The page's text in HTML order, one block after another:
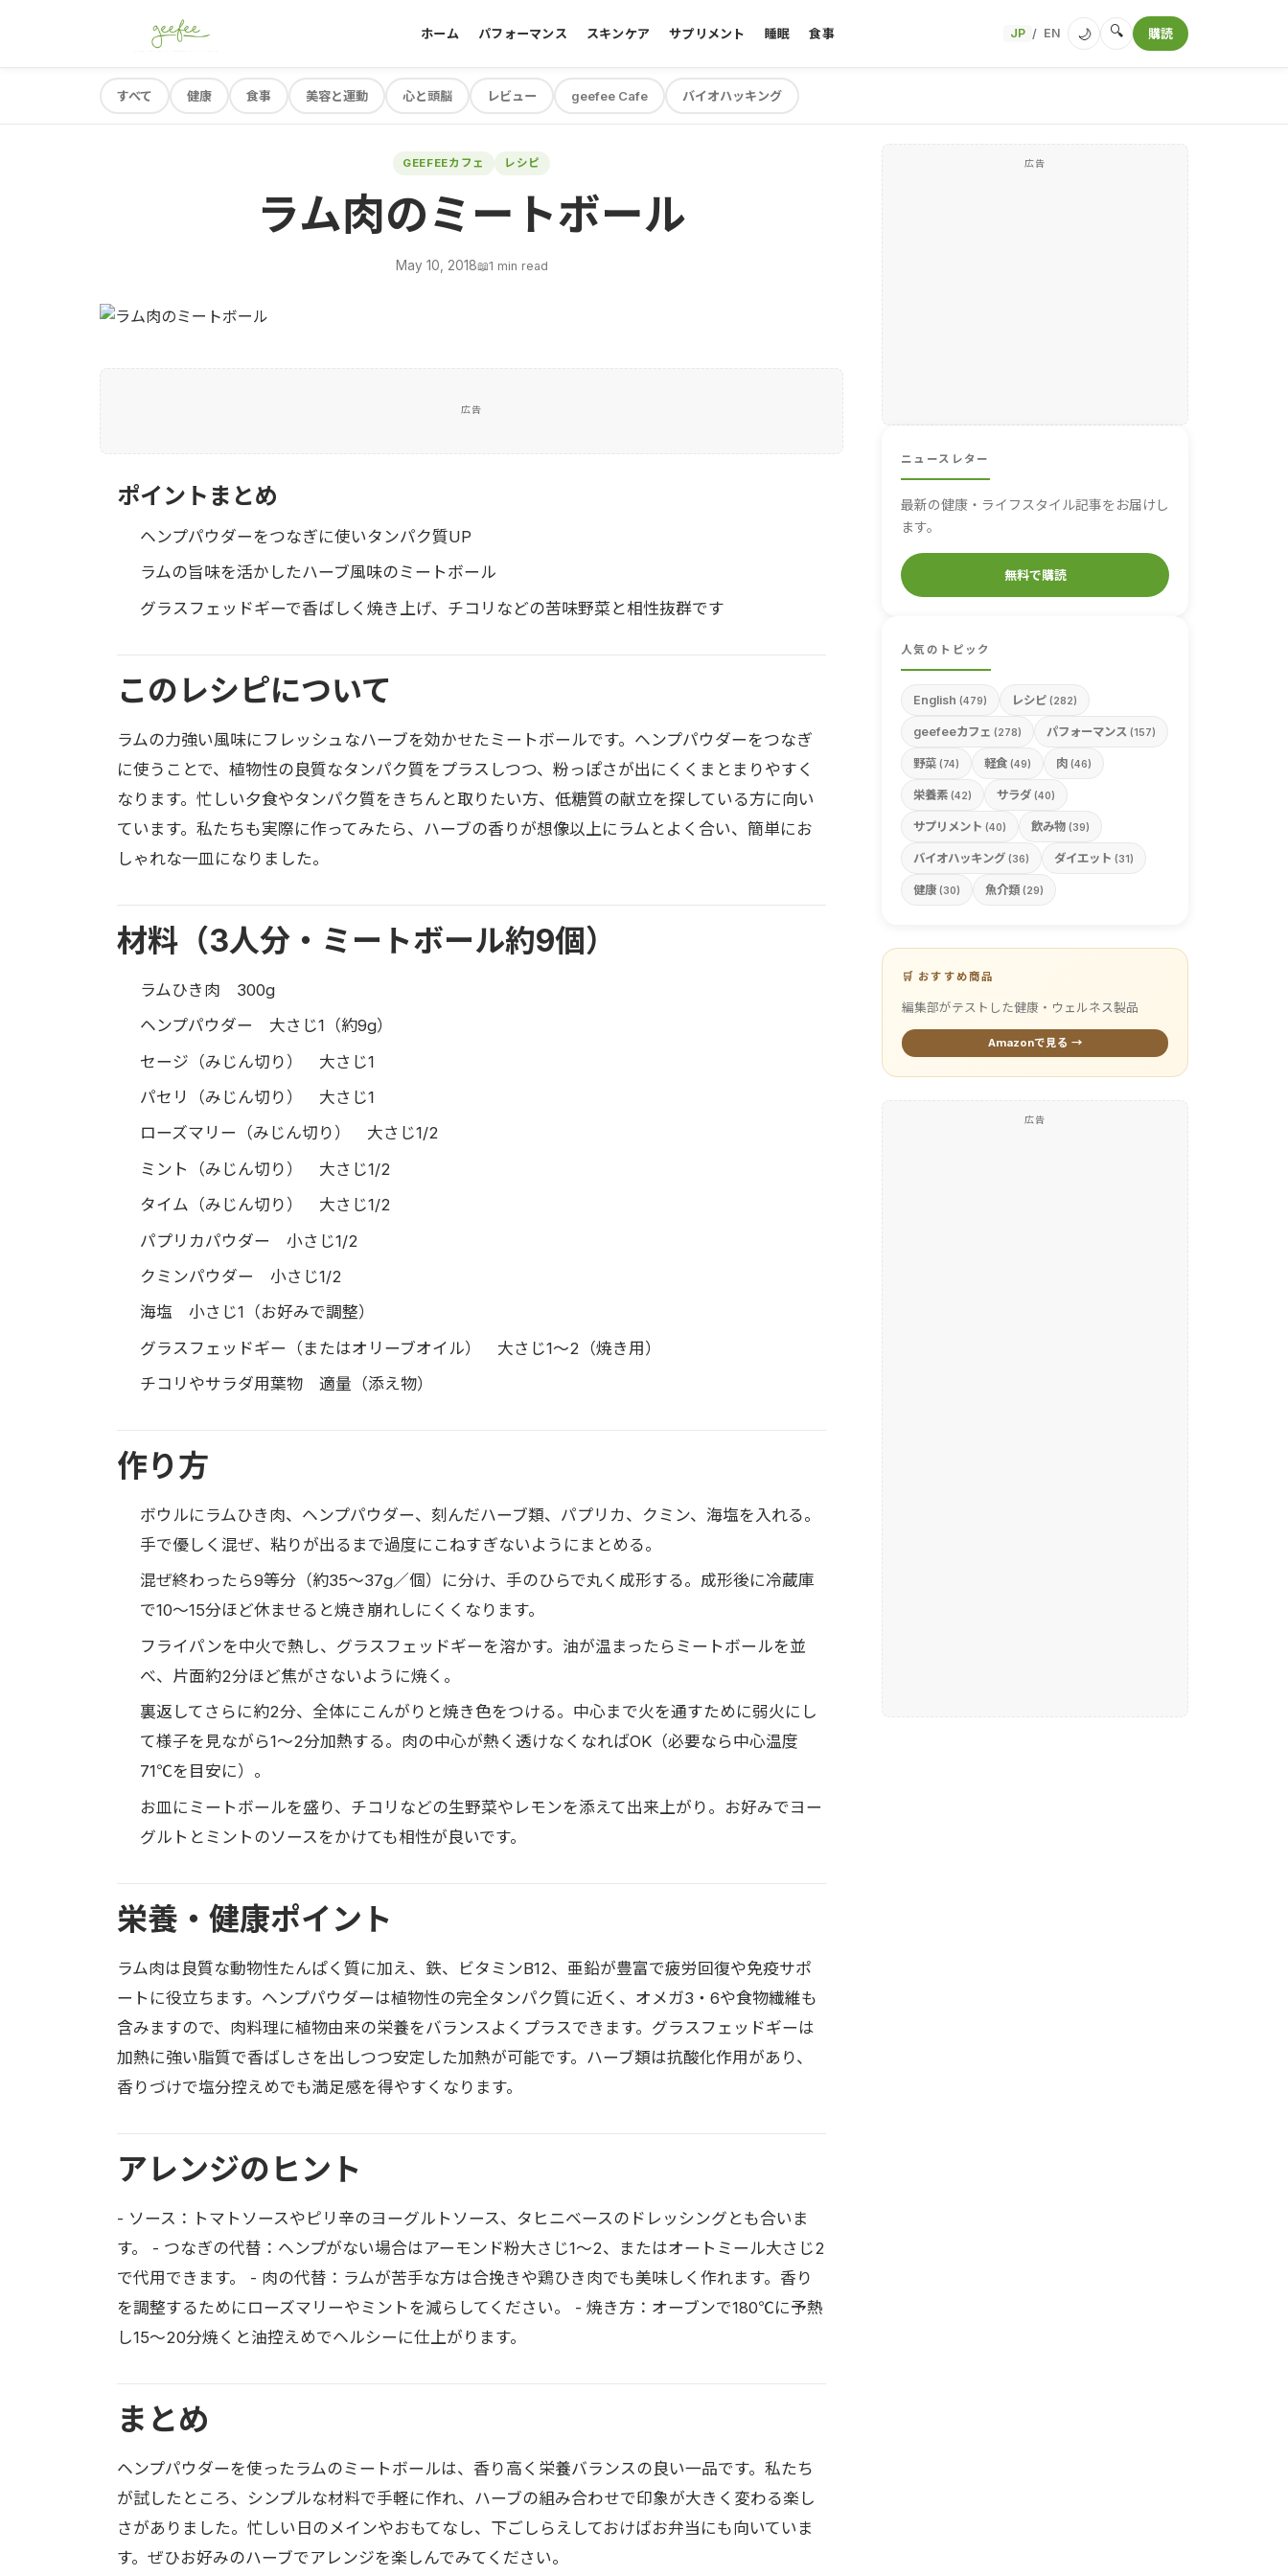
ホーム パフォーマンス スキンケア サプリメント 睡眠 食事 JP / EN 🌙 🔍 購読
すべて 健康 食事 美容と運動 心と頭脳 レビュー geefee Cafe バイオハッキング
GEEFEEカフェ レシピ
ラム肉のミートボール
May 10, 2018📖1 min read
広告
ポイントまとめ
ヘンプパウダーをつなぎに使いタンパク質UP
ラムの旨味を活かしたハーブ風味のミートボール
グラスフェッドギーで香ばしく焼き上げ、チコリなどの苦味野菜と相性抜群です
このレシピについて
ラムの力強い風味にフレッシュなハーブを効かせたミートボールです。ヘンプパウダーをつなぎ
に使うことで、植物性の良質なタンパク質をプラスしつつ、粉っぽさが出にくくまとまりやすく
なります。忙しい夕食やタンパク質をきちんと取りたい方、低糖質の献立を探している方に向い
ています。私たちも実際に作ってみたら、ハーブの香りが想像以上にラムとよく合い、簡単にお
しゃれな一皿になりました。
材料（3人分・ミートボール約9個）
ラムひき肉 300g
ヘンプパウダー 大さじ1（約9g）
セージ（みじん切り） 大さじ1
パセリ（みじん切り） 大さじ1
ローズマリー（みじん切り） 大さじ1/2
ミント（みじん切り） 大さじ1/2
タイム（みじん切り） 大さじ1/2
パプリカパウダー 小さじ1/2
クミンパウダー 小さじ1/2
海塩 小さじ1（お好みで調整）
グラスフェッドギー（またはオリーブオイル） 大さじ1〜2（焼き用）
チコリやサラダ用葉物 適量（添え物）
作り方
ボウルにラムひき肉、ヘンプパウダー、刻んだハーブ類、パプリカ、クミン、海塩を入れる。
手で優しく混ぜ、粘りが出るまで過度にこねすぎないようにまとめる。
混ぜ終わったら9等分（約35〜37g／個）に分け、手のひらで丸く成形する。成形後に冷蔵庫
で10〜15分ほど休ませると焼き崩れしにくくなります。
フライパンを中火で熱し、グラスフェッドギーを溶かす。油が温まったらミートボールを並
べ、片面約2分ほど焦がさないように焼く。
裏返してさらに約2分、全体にこんがりと焼き色をつける。中心まで火を通すために弱火にし
て様子を見ながら1〜2分加熱する。肉の中心が熱く透けなくなればOK（必要なら中心温度
71℃を目安に）。
お皿にミートボールを盛り、チコリなどの生野菜やレモンを添えて出来上がり。お好みでヨー
グルトとミントのソースをかけても相性が良いです。
栄養・健康ポイント
ラム肉は良質な動物性たんぱく質に加え、鉄、ビタミンB12、亜鉛が豊富で疲労回復や免疫サポ
ートに役立ちます。ヘンプパウダーは植物性の完全タンパク質に近く、オメガ3・6や食物繊維も
含みますので、肉料理に植物由来の栄養をバランスよくプラスできます。グラスフェッドギーは
加熱に強い脂質で香ばしさを出しつつ安定した加熱が可能です。ハーブ類は抗酸化作用があり、
香りづけで塩分控えめでも満足感を得やすくなります。
アレンジのヒント
- ソース：トマトソースやピリ辛のヨーグルトソース、タヒニベースのドレッシングとも合いま
す。 - つなぎの代替：ヘンプがない場合はアーモンド粉大さじ1〜2、またはオートミール大さじ2
で代用できます。 - 肉の代替：ラムが苦手な方は合挽きや鶏ひき肉でも美味しく作れます。香り
を調整するためにローズマリーやミントを減らしてください。 - 焼き方：オーブンで180℃に予熱
し15〜20分焼くと油控えめでヘルシーに仕上がります。
まとめ
ヘンプパウダーを使ったラムのミートボールは、香り高く栄養バランスの良い一品です。私たち
が試したところ、シンプルな材料で手軽に作れ、ハーブの組み合わせで印象が大きく変わる楽し
さがありました。忙しい日のメインやおもてなし、下ごしらえしておけばお弁当にも向いていま
す。ぜひお好みのハーブでアレンジを楽しんでみてください。
広告
ニュースレター
最新の健康・ライフスタイル記事をお届けし
ます。
無料で購読
人気のトピック
English (479) レシピ (282)
geefeeカフェ (278) パフォーマンス (157)
野菜 (74) 軽食 (49) 肉 (46)
栄養素 (42) サラダ (40)
サプリメント (40) 飲み物 (39)
バイオハッキング (36) ダイエット (31)
健康 (30) 魚介類 (29)
🛒 おすすめ商品
編集部がテストした健康・ウェルネス製品
Amazonで見る →
広告